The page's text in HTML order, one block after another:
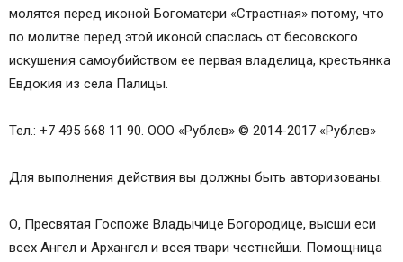
молятся перед иконой Богоматери «Страстная» потому, что
по молитве перед этой иконой спаслась от бесовского
искушения самоубийством ее первая владелица, крестьянка
Евдокия из села Палицы.
Тел.: +7 495 668 11 90. ООО «Рублев» © 2014-2017 «Рублев»
Для выполнения действия вы должны быть авторизованы.
О, Пресвятая Госпоже Владычице Богородице, высши еси
всех Ангел и Архангел и всея твари честнейши. Помощница